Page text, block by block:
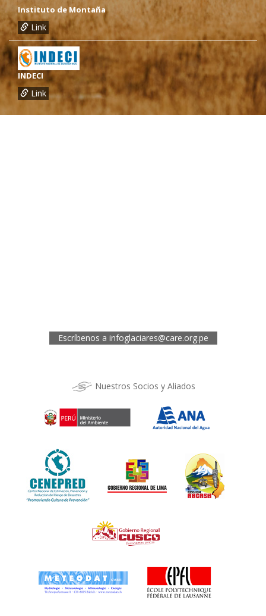
Instituto de Montaña
Link
INDECI
Link
Escríbenos a infoglaciares@care.org.pe
Nuestros Socios y Aliados